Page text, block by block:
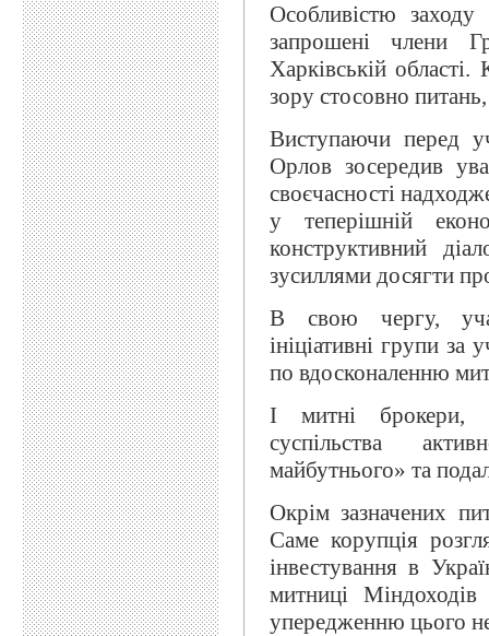
Особливістю
запрошені члени
Харківській
зору стосовно
Виступаючи перед
Орлов зосередив
своєчасності
у теперішній
конструктивний
зусиллями досягти
В свою чергу,
ініціативні групи за
по вдосконаленню
І митні брокери, і
суспільства
майбутнього» та
Окрім зазначених
Саме корупція
інвестування в
митниці
упередженню цього